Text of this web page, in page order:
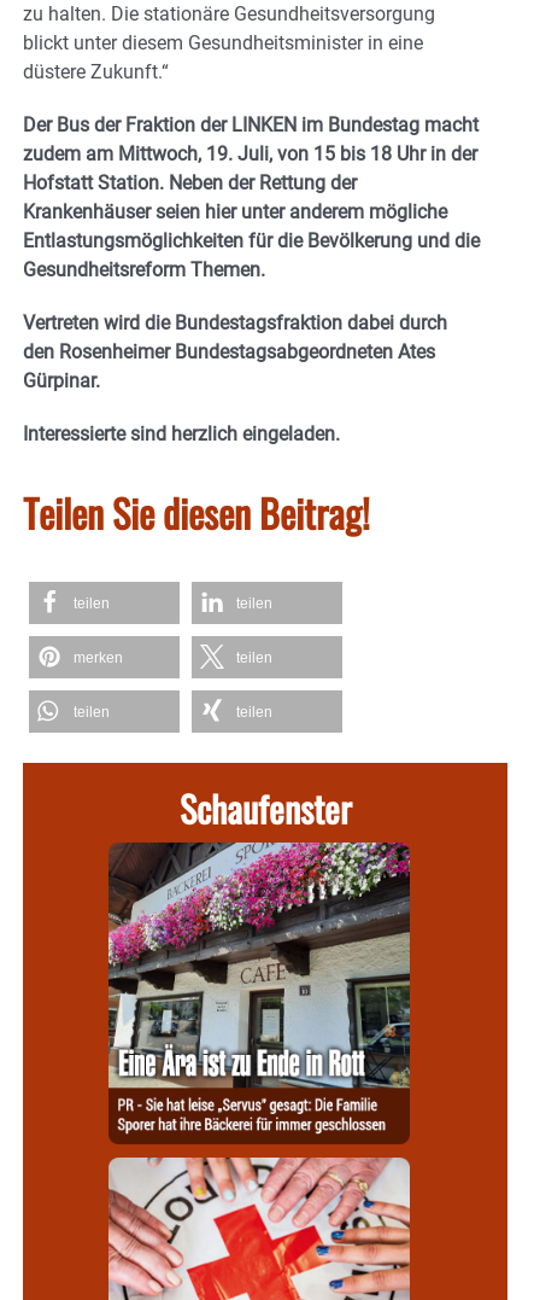
zu halten. Die stationäre Gesundheitsversorgung
blickt unter diesem Gesundheitsminister in eine
düstere Zukunft.“
Der Bus der Fraktion der LINKEN im Bundestag macht
zudem am Mittwoch, 19. Juli, von 15 bis 18 Uhr in der
Hofstatt Station. Neben der Rettung der
Krankenhäuser seien hier unter anderem mögliche
Entlastungsmöglichkeiten für die Bevölkerung und die
Gesundheitsreform Themen.
Vertreten wird die Bundestagsfraktion dabei durch
den Rosenheimer Bundestagsabgeordneten Ates
Gürpinar.
Interessierte sind herzlich eingeladen.
Teilen Sie diesen Beitrag!
teilen teilen
merken teilen
teilen teilen
Schaufenster